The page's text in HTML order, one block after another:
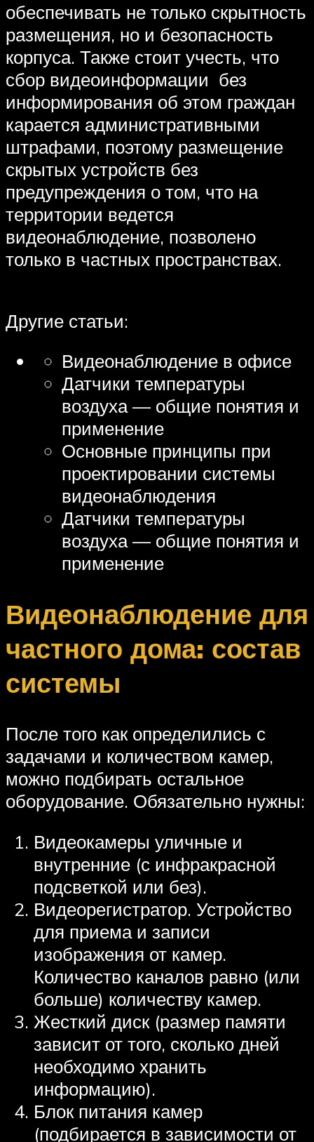
обеспечивать не только скрытность
размещения, но и безопасность
корпуса. Также стоит учесть, что
сбор видеоинформации без
информирования об этом граждан
карается административными
штрафами, поэтому размещение
скрытых устройств без
предупреждения о том, что на
территории ведется
видеонаблюдение, позволено
только в частных пространствах.
Другие статьи:
Видеонаблюдение в офисе
Датчики температуры
воздуха — общие понятия и
применение
Основные принципы при
проектировании системы
видеонаблюдения
Датчики температуры
воздуха — общие понятия и
применение
Видеонаблюдение для
частного дома: состав
системы
После того как определились с
задачами и количеством камер,
можно подбирать остальное
оборудование. Обязательно нужны:
Видеокамеры уличные и
внутренние (с инфракрасной
подсветкой или без).
Видеорегистратор. Устройство
для приема и записи
изображения от камер.
Количество каналов равно (или
больше) количеству камер.
Жесткий диск (размер памяти
зависит от того, сколько дней
необходимо хранить
информацию).
Блок питания камер
(подбирается в зависимости от